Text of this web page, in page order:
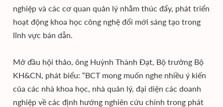
nghiệp và các cơ quan quản lý nhằm thúc đẩy, phát triển
hoạt động khoa học công nghệ đổi mới sáng tạo trong
lĩnh vực bán dẫn.
Mở đầu hội thảo, ông Huỳnh Thành Đạt, Bộ trưởng Bộ
KH&CN, phát biểu: “BCT mong muốn nghe nhiều ý kiến
của các nhà khoa học, nhà quản lý, đại diện các doanh
nghiệp về các định hướng nghiên cứu chính trong phát